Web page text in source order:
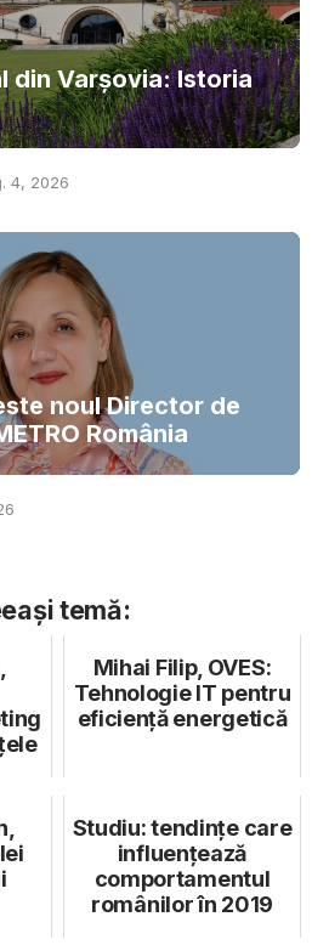
din Varșovia: Istoria
4, 2026
noul Director de
România
temă:
Mihai Filip, OVES:
Tehnologie IT pentru
eficiență energetică
Studiu: tendințe care
influențează
comportamentul
românilor în 2019